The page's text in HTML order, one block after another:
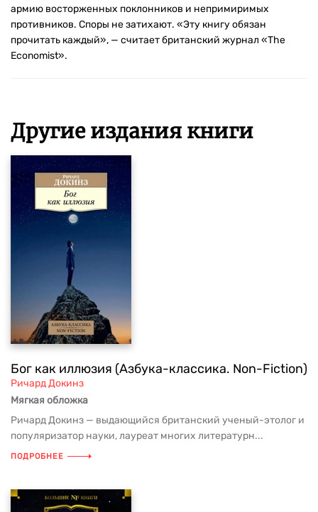
армию восторженных поклонников и непримиримых
противников. Споры не затихают. «Эту книгу обязан
прочитать каждый», — считает британский журнал «The
Economist».
Другие издания книги
Бог как иллюзия (Азбука-классика. Non-Fiction)
Ричард Докинз
Мягкая обложка
Ричард Докинз — выдающийся британский ученый-этолог и
популяризатор науки, лауреат многих литературн...
ПОДРОБНЕЕ